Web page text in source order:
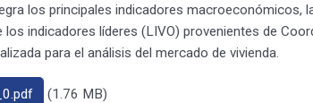
los principales indicadores macroeconómicos,
indicadores líderes (LIVO) provenientes de
para el análisis del mercado de vivienda.
(1.76 MB)